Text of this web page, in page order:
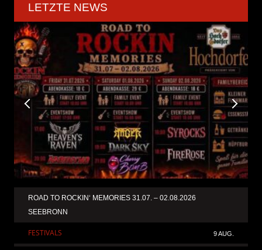
LETZTE NEWS
ROAD TO ROCKIN‘ MEMORIES 31.07. – 02.08.2026
SEEBRONN
FESTIVALS 9 AUG.